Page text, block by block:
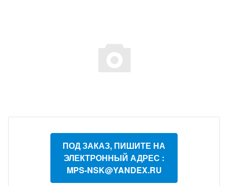
ПОД ЗАКАЗ, ПИШИТЕ НА
ЭЛЕКТРОННЫЙ АДРЕС :
MPS-NSK@YANDEX.RU